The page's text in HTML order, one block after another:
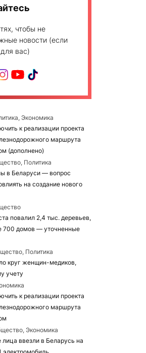
чтобы не
новости (если
вас)
Экономика
к реализации проекта
маршрута
(дополнено)
Политика
в Беларуси — вопрос
на создание нового
повалил 2,4 тыс. деревьев,
700 домов — уточненные
Политика
круг женщин-медиков,
учету
к реализации проекта
маршрута
Экономика
ввезли в Беларусь на